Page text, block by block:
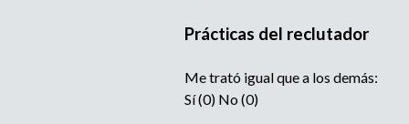
Prácticas del reclutador
Me trató igual que a los demás:
Sí (0) No (0)